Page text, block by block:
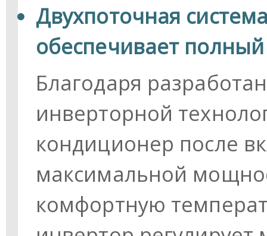
Двухпоточная
обеспечивает
Благодаря
инверторной
кондиционер после
максимальной
комфортную